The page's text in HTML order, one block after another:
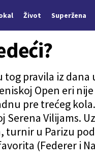
Život Superžena
tog pravila iz dana
Open eri nije
pre trećeg
Serena Vilijams. Uz
turnir u Parizu
(Federer i